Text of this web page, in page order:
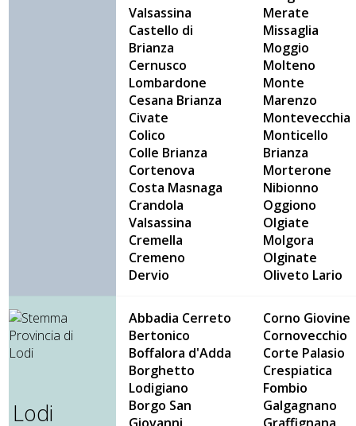
Valsassina
Castello di
Brianza
Cernusco
Lombardone
Cesana Brianza
Civate
Colico
Colle Brianza
Cortenova
Costa Masnaga
Crandola
Valsassina
Cremella
Cremeno
Dervio
Merate
Missaglia
Moggio
Molteno
Monte
Marenzo
Montevecchia
Monticello
Brianza
Morterone
Nibionno
Oggiono
Olgiate
Molgora
Olginate
Oliveto Lario
Lodi
Abbadia Cerreto
Bertonico
Boffalora d'Adda
Borghetto
Lodigiano
Borgo San
Corno Giovine
Cornovecchio
Corte Palasio
Crespiatica
Fombio
Galgagnano